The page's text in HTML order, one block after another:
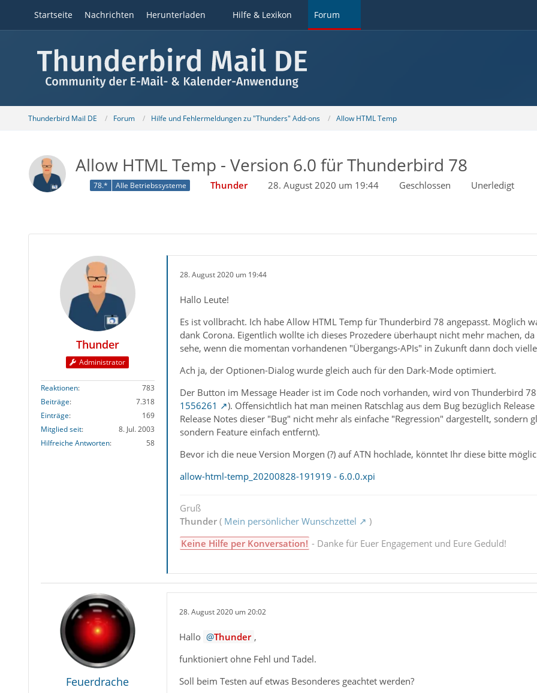
Startseite Nachrichten Herunterladen Hilfe & Lexikon Forum
Thunderbird Mail DE Forum Hilfe und Fehlermeldungen zu "Thunders" Add-ons Allow HTML Temp
Allow HTML Temp - Version 6.0 für Thunderbird 78
78.* Alle Betriebssysteme Thunder 28. August 2020 um 19:44 Geschlossen Unerledigt
Thunder
Administrator
Reaktionen
783
Beiträge
7.318
Einträge
169
Mitglied seit
8. Jul. 2003
Hilfreiche Antworten
58
28. August 2020 um 19:44
Hallo Leute!
Es ist vollbracht. Ich habe Allow HTML Temp für Thunderbird 78 angepasst. Möglich
dank Corona. Eigentlich wollte ich dieses Prozedere überhaupt nicht mehr machen,
sehe, wenn die momentan vorhandenen "Übergangs-APIs" in Zukunft dann doch
Ach ja, der Optionen-Dialog wurde gleich auch für den Dark-Mode optimiert.
Der Button im Message Header ist im Code noch vorhanden, wird von Thunderbird
1556261
). Offensichtlich hat man meinen Ratschlag aus dem Bug bezüglich
Release Notes dieser "Bug" nicht mehr als einfache "Regression" dargestellt, sondern
sondern Feature einfach entfernt).
Bevor ich die neue Version Morgen (?) auf ATN hochlade, könntet Ihr diese bitte
allow-html-temp_20200828-191919 - 6.0.0.xpi
Gruß
Thunder( Mein persönlicher Wunschzettel
)
Keine Hilfe per Konversation! - Danke für Euer Engagement und Eure Geduld!
Feuerdrache
28. August 2020 um 20:02
Hallo Thunder ,
funktioniert ohne Fehl und Tadel.
Soll beim Testen auf etwas Besonderes geachtet werden?